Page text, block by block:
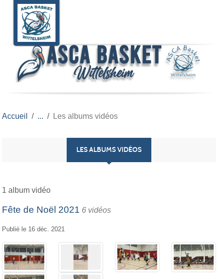
Accueil Les albums vidéos
LES ALBUMS VIDÉOS
1 album vidéo
Fête de Noël 2021 6 vidéos
Publié le 16 déc. 2021
Panneau de gestion des cookies